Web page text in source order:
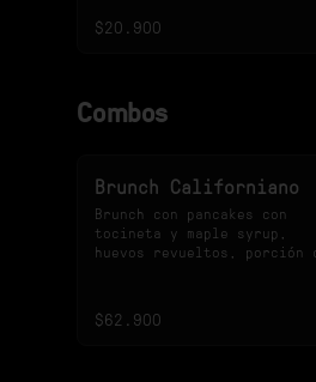
$20.900
Combos
Brunch Californiano
Brunch con pancakes con
tocineta y maple syrup,
huevos revueltos, porción
$62.900